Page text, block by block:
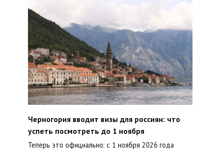
Черногория вводит визы для россиян: что
успеть посмотреть до 1 ноября
Теперь это официально: с 1 ноября 2026 года